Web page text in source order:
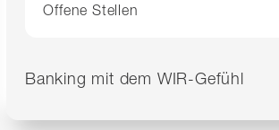
Offene Stellen
Banking mit dem WIR-Gefühl